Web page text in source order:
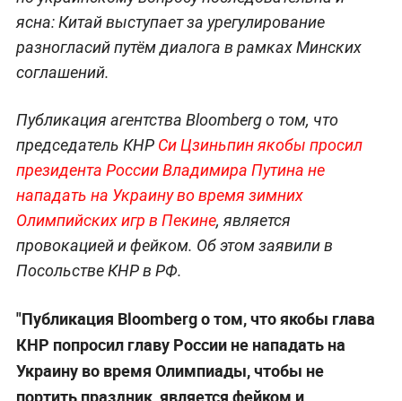
ясна: Китай выступает за урегулирование
разногласий путём диалога в рамках Минских
соглашений.
Публикация агентства Bloomberg о том, что
председатель КНР Си Цзиньпин якобы просил
президента России Владимира Путина не
нападать на Украину во время зимних
Олимпийских игр в Пекине, является
провокацией и фейком. Об этом заявили в
Посольстве КНР в РФ.
"Публикация Bloomberg о том, что якобы глава
КНР попросил главу России не нападать на
Украину во время Олимпиады, чтобы не
портить праздник, является фейком и